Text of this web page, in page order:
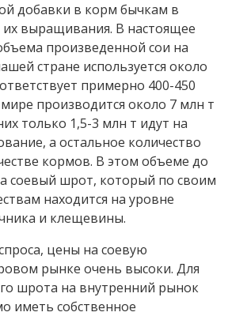
добавки в корм бычкам в
выращивания. В настоящее
произведенной сои на
стране используется около
примерно 400-450
производится около 7 млн т
только 1,5-3 млн т идут на
а остальное количество
кормов. В этом объеме до
соевый шрот, который по своим
находится на уровне
и клещевины.
цены на соевую
рынке очень высоки. Для
шрота на внутренний рынок
иметь собственное